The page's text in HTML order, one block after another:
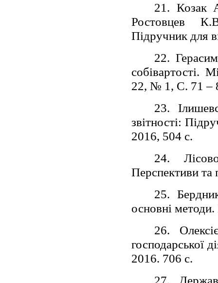
21. Козак
Ростовцев
Підручник для
22.
собівартості.
22, № 1, С. 71 –
23.
звітності:
2016, 504 с.
24.
Перспективи
25.
основні
26.
господарської
2016. 706 с.
27.